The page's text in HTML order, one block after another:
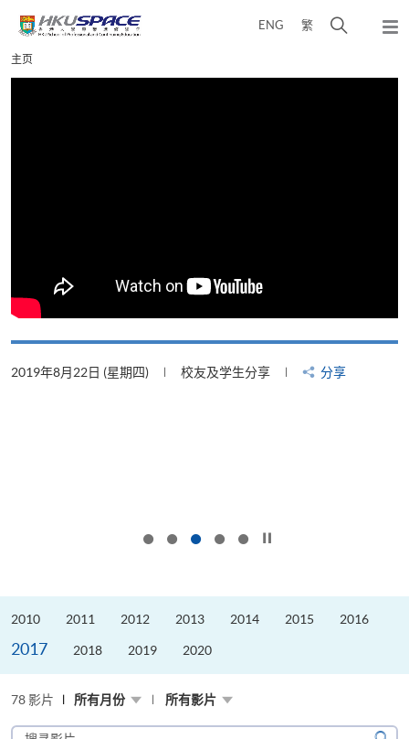
content
ENG 繁
弹
Main
content
主页
2019年8月22日 (星期四) 校友及学生分享 分享
2010 2011 2012 2013 2014 2015 2016
2017 2018 2019 2020
78 影片 所有月份 所有影片
搜